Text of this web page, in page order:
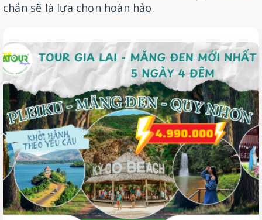
chắn sẽ là lựa chọn hoàn hảo.